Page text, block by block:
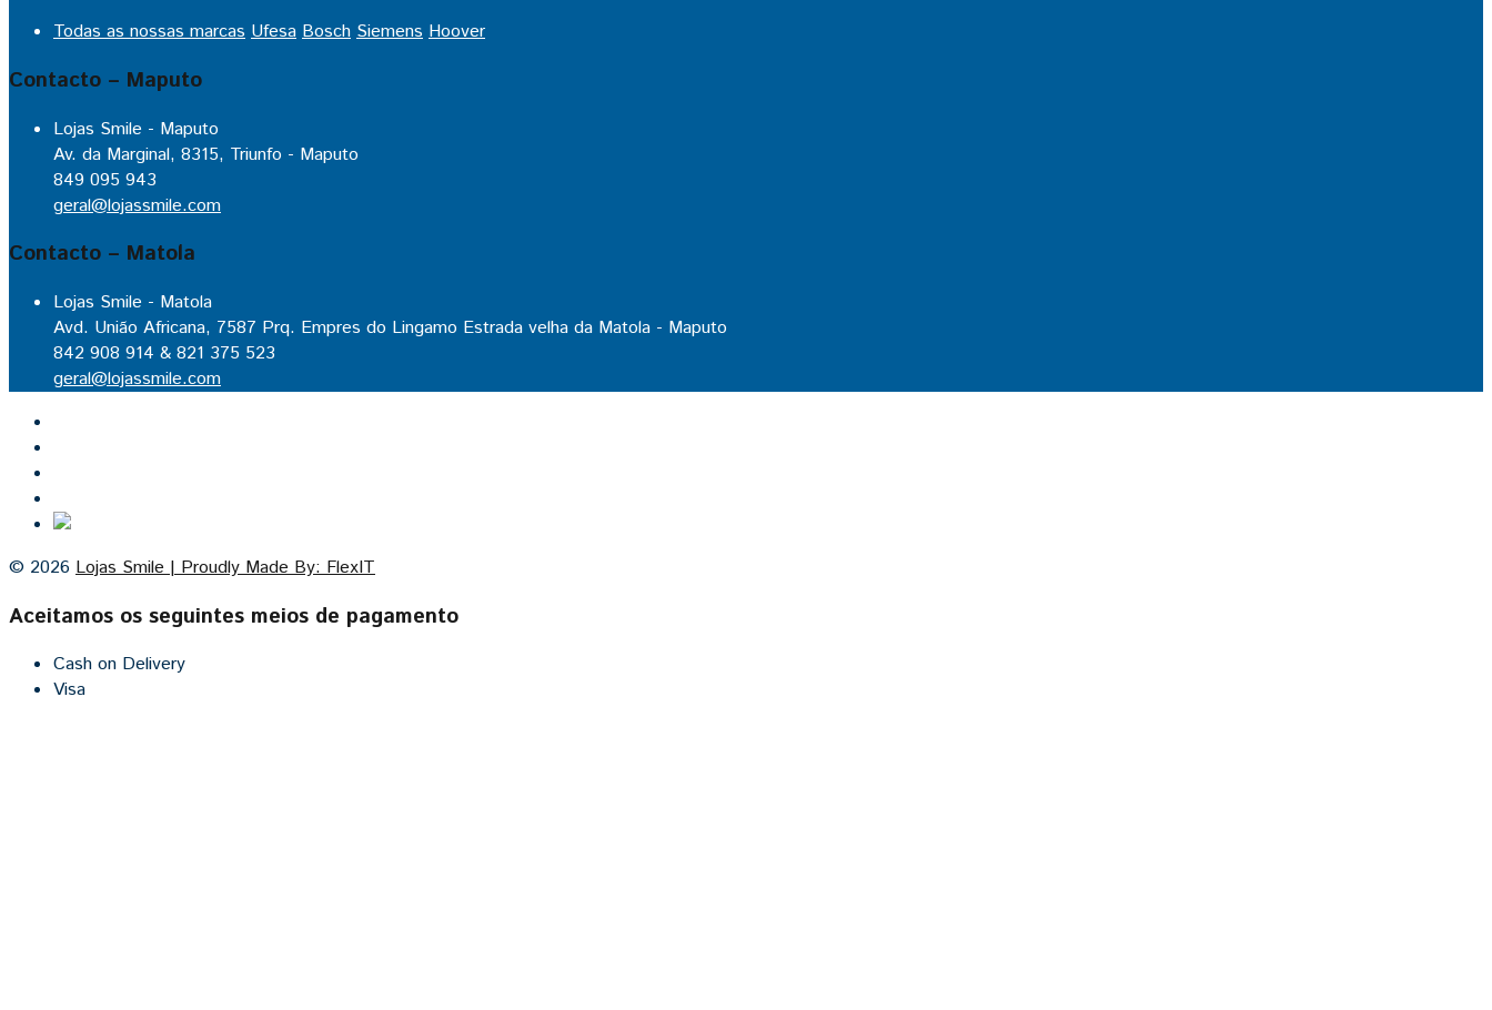
Todas as nossas marcas Ufesa Bosch Siemens Hoover
Contacto – Maputo
Lojas Smile - Maputo
Av. da Marginal, 8315, Triunfo - Maputo
849 095 943
geral@lojassmile.com
Contacto – Matola
Lojas Smile - Matola
Avd. União Africana, 7587 Prq. Empres do Lingamo Estrada velha da Matola - Maputo
842 908 914 & 821 375 523
geral@lojassmile.com
© 2026 Lojas Smile | Proudly Made By: FlexIT
Aceitamos os seguintes meios de pagamento
Cash on Delivery
Visa